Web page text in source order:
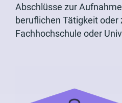
Abschlüsse zur
beruflichen Tätigkeit
Fachhochschule oder